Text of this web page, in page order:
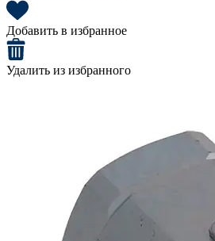
Добавить в избранное
Удалить из избранного